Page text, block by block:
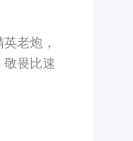
老炮，
畏比速